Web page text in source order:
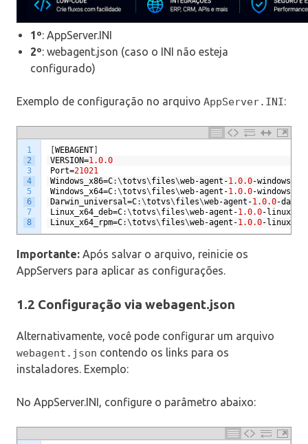
1º: AppServer.INI
2º: webagent.json (caso o INI não esteja
configurado)
Exemplo de configuração no arquivo AppServer.INI:
1
2
3
4
5
6
7
8
WEBAGENT
VERSION=1.0.0
Port=21021
Windows_x86=C:\totvs\files\web-agent -1.0.0-windows
Windows_x64=C:\totvs\files\web-agent -1.0.0-windows
Darwin_universal=C:\totvs\files\web-agent -1.0.0-
Linux_x64_deb=C:\totvs\files\web-agent -1.0.0- linux
Linux_x64_rpm=C:\totvs\files\web-agent -1.0.0- linux
Importante: Após salvar o arquivo, reinicie os
AppServers para aplicar as configurações.
1.2 Configuração via webagent.json
Alternativamente, você pode configurar um arquivo
webagent.json contendo os links para os
instaladores. Exemplo:
No AppServer.INI, configure o parâmetro abaixo: